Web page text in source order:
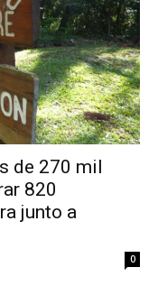
de 270 mil
820
junto a
0